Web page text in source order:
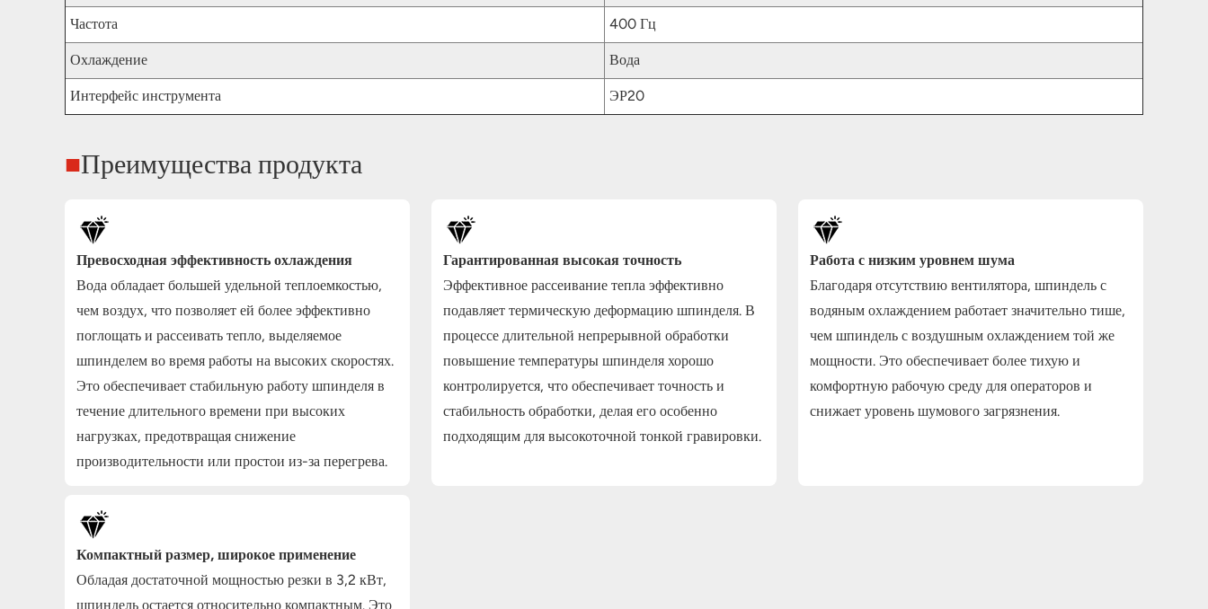
Частота 400 Гц
Охлаждение Вода
Интерфейс инструмента ЭР20
■Преимущества продукта
Превосходная эффективность охлаждения
Вода обладает большей удельной теплоемкостью,
чем воздух, что позволяет ей более эффективно
поглощать и рассеивать тепло, выделяемое
шпинделем во время работы на высоких скоростях.
Это обеспечивает стабильную работу шпинделя в
течение длительного времени при высоких
нагрузках, предотвращая снижение
производительности или простои из-за перегрева.
Гарантированная высокая точность
Эффективное рассеивание тепла эффективно
подавляет термическую деформацию шпинделя. В
процессе длительной непрерывной обработки
повышение температуры шпинделя хорошо
контролируется, что обеспечивает точность и
стабильность обработки, делая его особенно
подходящим для высокоточной тонкой гравировки.
Работа с низким уровнем шума
Благодаря отсутствию вентилятора, шпиндель с
водяным охлаждением работает значительно тише,
чем шпиндель с воздушным охлаждением той же
мощности. Это обеспечивает более тихую и
комфортную рабочую среду для операторов и
снижает уровень шумового загрязнения.
Компактный размер, широкое применение
Обладая достаточной мощностью резки в 3,2 кВт,
шпиндель остается относительно компактным. Это